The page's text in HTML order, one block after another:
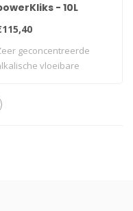
- 10L
geconcentreerde
vloeibare